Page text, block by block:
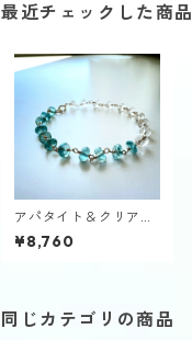
最近チェックした商品
アパタイト＆クリアク
ォーツ14KGFブレスレ
ット
¥8,760
同じカテゴリの商品